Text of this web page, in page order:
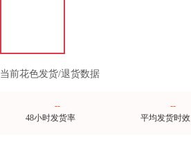
当前花色发货/退货数据
--
48小时发货率
--
平均发货时效